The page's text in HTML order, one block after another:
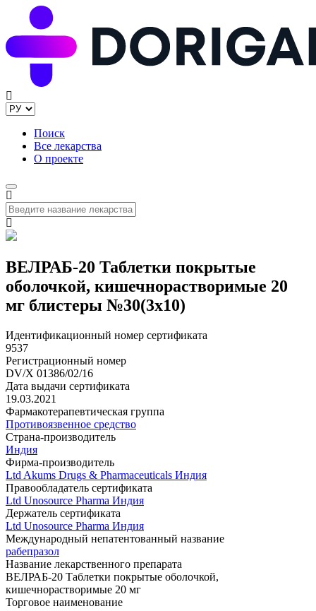
Поиск
Все лекарства
О проекте
ВЕЛРАБ-20 Таблетки покрытые
оболочкой, кишечнорастворимые 20
мг блистеры №30(3x10)
Идентификационный номер сертификата
9537
Регистрационный номер
DV/X 01386/02/16
Дата выдачи сертификата
19.03.2021
Фармакотерапевтическая группа
Противоязвенное средство
Страна-производитель
Индия
Фирма-производитель
Ltd Akums Drugs & Pharmaceuticals Индия
Правообладатель сертификата
Ltd Unosource Pharma Индия
Держатель сертификата
Ltd Unosource Pharma Индия
Международный непатентованный название
рабепразол
Название лекарственного препарата
ВЕЛРАБ-20 Таблетки покрытые оболочкой,
кишечнорастворимые 20 мг
Торговое наименование